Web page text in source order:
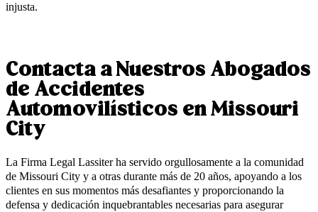
injusta.
Contacta a Nuestros Abogados
de Accidentes
Automovilísticos en Missouri
City
La Firma Legal Lassiter ha servido orgullosamente a la comunidad
de Missouri City y a otras durante más de 20 años, apoyando a los
clientes en sus momentos más desafiantes y proporcionando la
defensa y dedicación inquebrantables necesarias para asegurar